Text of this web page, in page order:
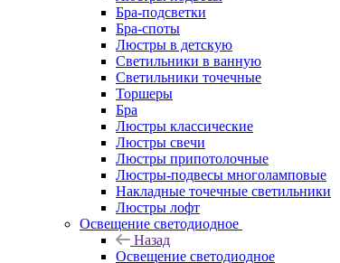
Бра-подсветки
Бра-споты
Люстры в детскую
Светильники в ванную
Светильники точечные
Торшеры
Бра
Люстры классические
Люстры свечи
Люстры припотолочные
Люстры-подвесы многоламповые
Накладные точечные светильники
Люстры лофт
Освещение светодиодное
Назад
Освещение светодиодное